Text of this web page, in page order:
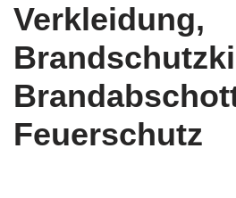
Verkleidung,
Feuerschutz